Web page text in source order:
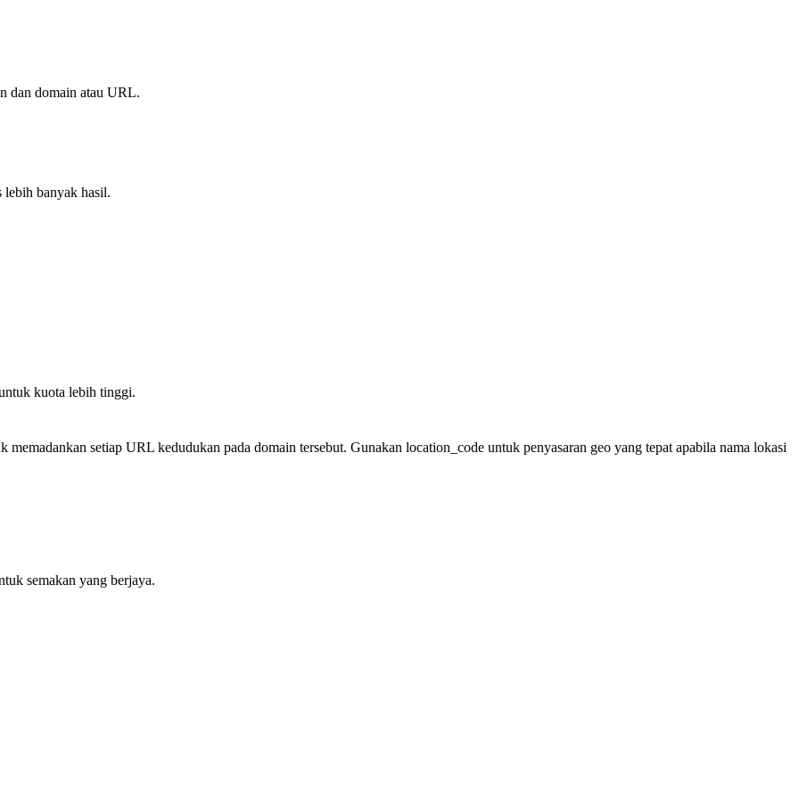
dan domain atau URL.
lebih banyak hasil.
kuota lebih tinggi.
setiap URL kedudukan pada domain tersebut. Gunakan location_code untuk penyasaran geo yang tepat apabila nama lokasi
semakan yang berjaya.